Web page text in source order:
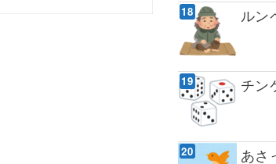
ルン
チン
あさ